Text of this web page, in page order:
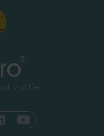
of life